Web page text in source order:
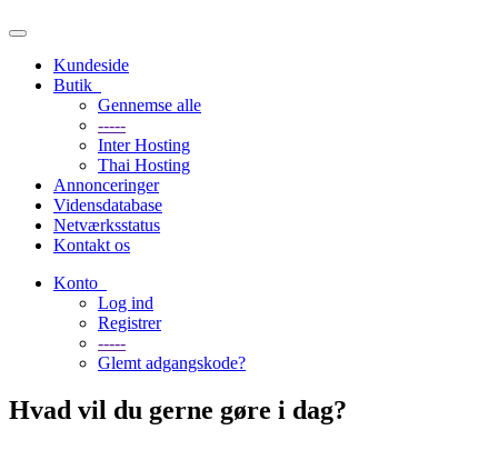
Skift
navigationKundeside
Butik
Gennemse alle
-----
Inter Hosting
Thai Hosting
Annonceringer
Vidensdatabase
Netværksstatus
Kontakt os
Konto
Log ind
Registrer
-----
Glemt adgangskode?
Hvad vil du gerne gøre i dag?